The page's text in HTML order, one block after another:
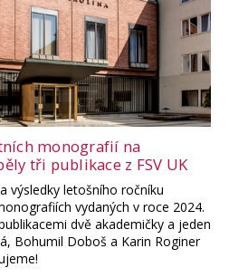
monografií na
tři publikace z FSV UK
výsledky letošního ročníku
vydaných v roce 2024.
dvě akademičky a jeden
Bohumil Doboš a Karin Roginer